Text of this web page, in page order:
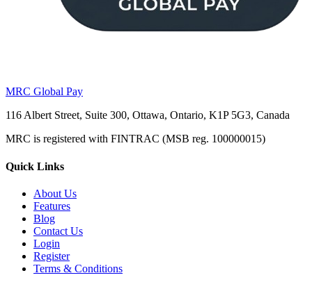
MRC Global Pay
116 Albert Street, Suite 300, Ottawa, Ontario, K1P 5G3, Canada
MRC is registered with FINTRAC (MSB reg. 100000015)
Quick Links
About Us
Features
Blog
Contact Us
Login
Register
Terms & Conditions